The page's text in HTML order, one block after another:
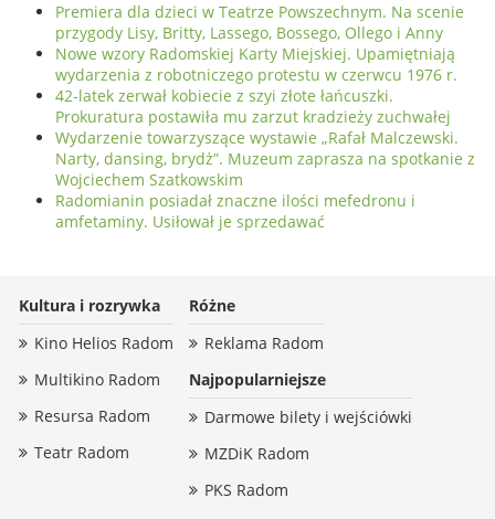
Premiera dla dzieci w Teatrze Powszechnym. Na scenie
przygody Lisy, Britty, Lassego, Bossego, Ollego i Anny
Nowe wzory Radomskiej Karty Miejskiej. Upamiętniają
wydarzenia z robotniczego protestu w czerwcu 1976 r.
42-latek zerwał kobiecie z szyi złote łańcuszki.
Prokuratura postawiła mu zarzut kradzieży zuchwałej
Wydarzenie towarzyszące wystawie „Rafał Malczewski.
Narty, dansing, brydż”. Muzeum zaprasza na spotkanie z
Wojciechem Szatkowskim
Radomianin posiadał znaczne ilości mefedronu i
amfetaminy. Usiłował je sprzedawać
Kultura i rozrywka
Kino Helios Radom
Multikino Radom
Resursa Radom
Teatr Radom
Różne
Reklama Radom
Najpopularniejsze
Darmowe bilety i wejściówki
MZDiK Radom
PKS Radom